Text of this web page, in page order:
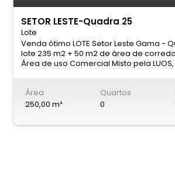
SETOR LESTE-Quadra 25
Lote
Venda ótimo LOTE Setor Leste Gama -
lote 235 m2 + 50 m2 de área de
Área de uso Comercial Misto pela
apartamentos - SÓ MENSAGEM PELO
Siqueira 61 - 9 9 6 5 8 - 1 0 1 8 - Creci
8 -Avaliamos e vendemos seu imóvel -
Área
250,00 m²
Quartos
0